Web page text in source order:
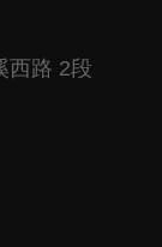
西路 2段